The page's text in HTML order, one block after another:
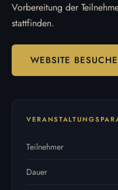
Vorbereitung der
stattfinden.
WEBSITE
Teilnehmer
Dauer